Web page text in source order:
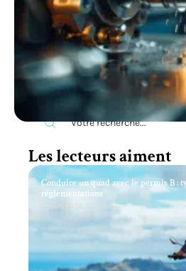
Recherche
Les lecteurs aiment
Conduire un quad avec le permis B :
réglementations
11 mars 2026